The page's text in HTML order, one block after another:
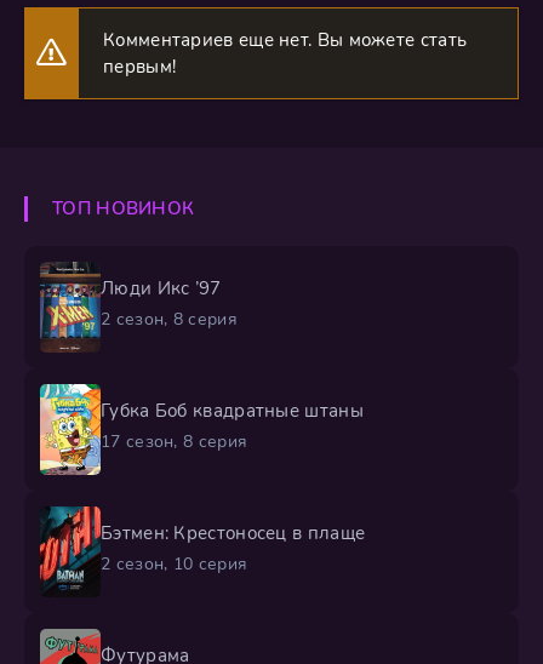
Комментариев еще нет. Вы можете стать
первым!
ТОП НОВИНОК
Люди Икс ’97
2 сезон, 8 серия
Губка Боб квадратные штаны
17 сезон, 8 серия
Бэтмен: Крестоносец в плаще
2 сезон, 10 серия
Футурама